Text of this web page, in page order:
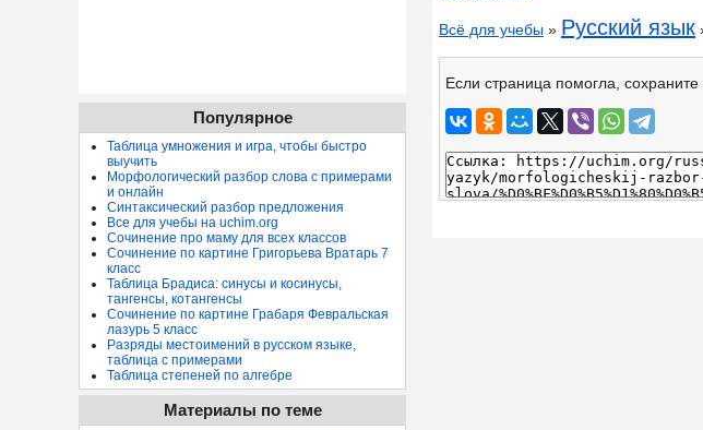
Всё для учебы » Русский язык
Если страница помогла,
Популярное
Таблица умножения и игра, чтобы быстро
выучить
Морфологический разбор слова с примерами
и онлайн
Синтаксический разбор предложения
Все для учебы на uchim.org
Сочинение про маму для всех классов
Сочинение по картине Григорьева Вратарь 7
класс
Таблица Брадиса: синусы и косинусы,
тангенсы, котангенсы
Сочинение по картине Грабаря Февральская
лазурь 5 класс
Разряды местоимений в русском языке,
таблица с примерами
Таблица степеней по алгебре
Материалы по теме